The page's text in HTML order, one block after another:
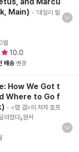
Main) - '데일리 필
월
10.0
배송 변경
How We Got t
Where to Go f
- <랩 걸>의 저자 호프
라졌다』원서